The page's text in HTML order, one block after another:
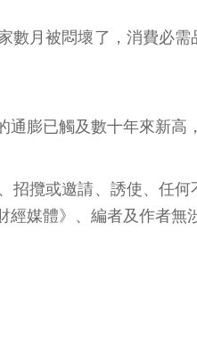
數月被悶壞了，消費必
膨已觸及數十年來新高
招攬或邀請、誘使、任
媒體》、編者及作者無